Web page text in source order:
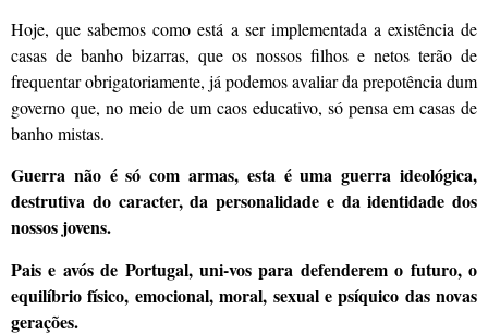
Hoje, que sabemos como está a ser implementada a existência de
casas de banho bizarras, que os nossos filhos e netos terão de
frequentar obrigatoriamente, já podemos avaliar da prepotência dum
governo que, no meio de um caos educativo, só pensa em casas de
banho mistas.
Guerra não é só com armas, esta é uma guerra ideológica,
destrutiva do caracter, da personalidade e da identidade dos
nossos jovens.
Pais e avós de Portugal, uni-vos para defenderem o futuro, o
equilíbrio físico, emocional, moral, sexual e psíquico das novas
gerações.